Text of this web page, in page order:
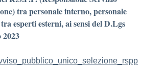
tra personale interno, personale
esperti esterni, ai sensi del D.Lgs
2023